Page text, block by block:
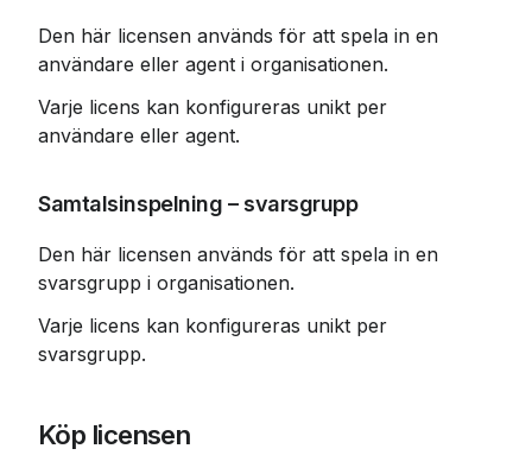
Den här licensen används för att spela in en
användare eller agent i organisationen.
Varje licens kan konfigureras unikt per
användare eller agent.
Samtalsinspelning – svarsgrupp
Den här licensen används för att spela in en
svarsgrupp i organisationen.
Varje licens kan konfigureras unikt per
svarsgrupp.
Köp licensen